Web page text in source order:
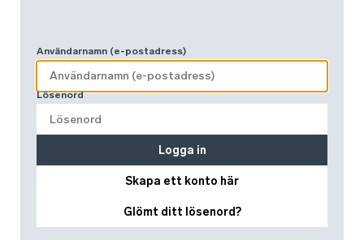
Användarnamn (e-postadress)
Lösenord
Skapa ett konto här
Glömt ditt lösenord?
Logga in